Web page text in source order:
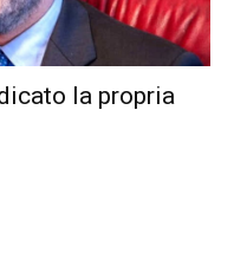
la propria